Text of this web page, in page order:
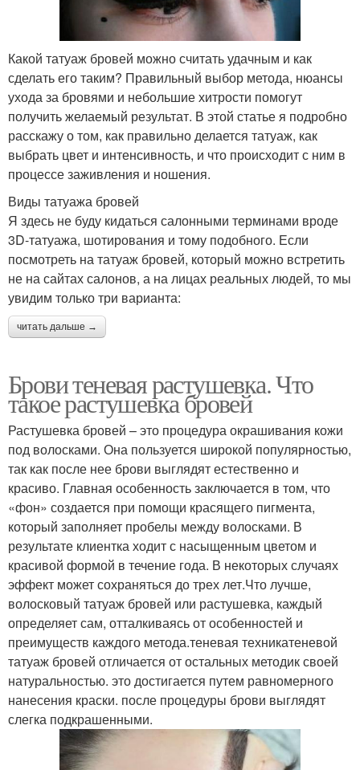
Какой татуаж бровей можно считать удачным и как
сделать его таким? Правильный выбор метода, нюансы
ухода за бровями и небольшие хитрости помогут
получить желаемый результат. В этой статье я подробно
расскажу о том, как правильно делается татуаж, как
выбрать цвет и интенсивность, и что происходит с ним в
процессе заживления и ношения.
Виды татуажа бровей
Я здесь не буду кидаться салонными терминами вроде
3D-татуажа, шотирования и тому подобного. Если
посмотреть на татуаж бровей, который можно встретить
не на сайтах салонов, а на лицах реальных людей, то мы
увидим только три варианта:
читать дальше →
Брови теневая растушевка. Что
такое растушевка бровей
Растушевка бровей – это процедура окрашивания кожи
под волосками. Она пользуется широкой популярностью,
так как после нее брови выглядят естественно и
красиво. Главная особенность заключается в том, что
«фон» создается при помощи красящего пигмента,
который заполняет пробелы между волосками. В
результате клиентка ходит с насыщенным цветом и
красивой формой в течение года. В некоторых случаях
эффект может сохраняться до трех лет.Что лучше,
волосковый татуаж бровей или растушевка, каждый
определяет сам, отталкиваясь от особенностей и
преимуществ каждого метода.теневая техникатеневой
татуаж бровей отличается от остальных методик своей
натуральностью. это достигается путем равномерного
нанесения краски. после процедуры брови выглядят
слегка подкрашенными.